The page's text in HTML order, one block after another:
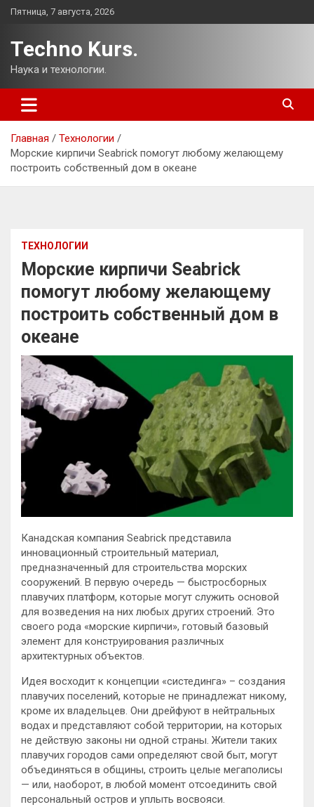
Перейти
Пятница, 7 августа, 2026
Techno Kurs.
Наука и технологии.
Главная
Технологии
Морские кирпичи Seabrick помогут любому желающему
построить собственный дом в океане
ТЕХНОЛОГИИ
Морские кирпичи Seabrick
помогут любому желающему
построить собственный дом в
океане
Канадская компания Seabrick представила
инновационный строительный материал,
предназначенный для строительства морских
сооружений. В первую очередь — быстросборных
плавучих платформ, которые могут служить основой
для возведения на них любых других строений. Это
своего рода «морские кирпичи», готовый базовый
элемент для конструирования различных
архитектурных объектов.
Идея восходит к концепции «систединга» – создания
плавучих поселений, которые не принадлежат никому,
кроме их владельцев. Они дрейфуют в нейтральных
водах и представляют собой территории, на которых
не действую законы ни одной страны. Жители таких
плавучих городов сами определяют свой быт, могут
объединяться в общины, строить целые мегаполисы
— или, наоборот, в любой момент отсоединить свой
персональный остров и уплыть восвояси.